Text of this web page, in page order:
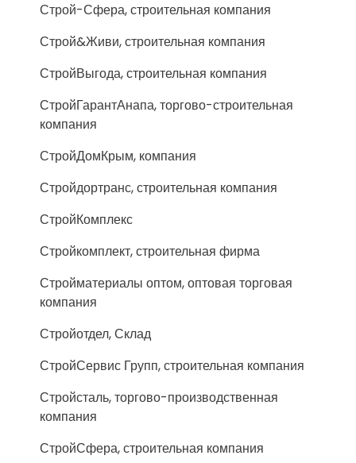
Строй-Сфера, строительная компания
Строй&Живи, строительная компания
СтройВыгода, строительная компания
СтройГарантАнапа, торгово-строительная
компания
СтройДомКрым, компания
Стройдортранс, строительная компания
СтройКомплекс
Стройкомплект, строительная фирма
Стройматериалы оптом, оптовая торговая
компания
Стройотдел, Склад
СтройСервис Групп, строительная компания
Стройсталь, торгово-производственная
компания
СтройСфера, строительная компания